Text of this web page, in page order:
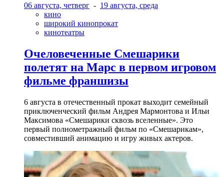
06 августа, четверг - 19 августа, среда
кино
широкий кинопрокат
кинотеатры
Очеловеченные Смешарики
полетят на Марс в первом игровом
фильме франшизы
6 августа в отечественный прокат выходит семейный
приключенческий фильм Андрея Мармонтова и Ильи
Максимова «Смешарики сквозь вселенные». Это
первый полнометражный фильм по «Смешарикам»,
совместивший анимацию и игру живых актеров.